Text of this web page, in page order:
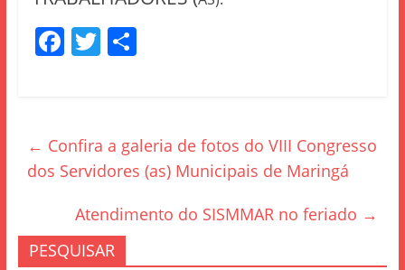
F
b
o
o
k
T S
← Confira a galeria de fotos do VIII Congresso
dos Servidores (as) Municipais de Maringá
Atendimento do SISMMAR no feriado →
PESQUISAR